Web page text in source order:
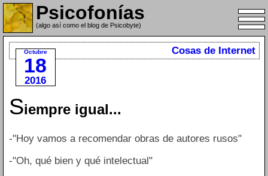
Psicofonías
(algo así como el blog de Psicobyte)
Octubre
18
2016
Cosas de Internet
Siempre igual...
-"Hoy vamos a recomendar obras de autores rusos"
-"Oh, qué bien y qué intelectual"